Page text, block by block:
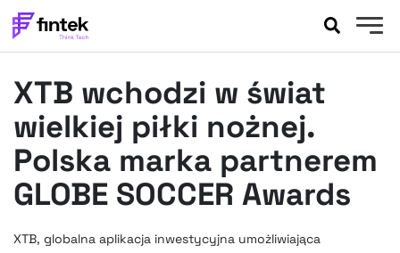
BANKOWOŚĆ
EVENTY
FELIETONY
WYWIADY
LEGAL
FINTEKEXTRA
XTB wchodzi w świat
wielkiej piłki nożnej.
Polska marka partnerem
GLOBE SOCCER Awards
XTB, globalna aplikacja inwestycyjna umożliwiająca